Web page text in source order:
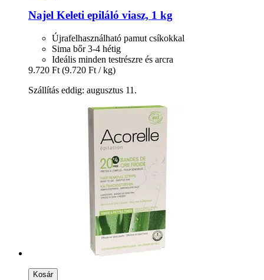
Najel Keleti epiláló viasz, 1 kg
Újrafelhasználható pamut csíkokkal
Sima bőr 3-4 hétig
Ideális minden testrészre és arcra
9.720 Ft (9.720 Ft / kg)
Szállítás eddig: augusztus 11.
Kosár